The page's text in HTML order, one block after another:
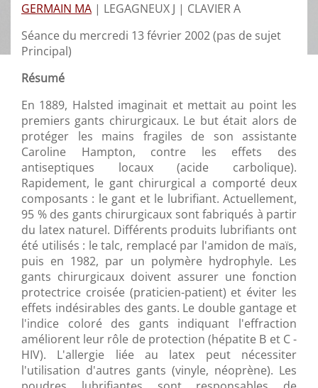
GERMAIN MA | LEGAGNEUX J | CLAVIER A
Séance du mercredi 13 février 2002 (pas de sujet
Principal)
Résumé
En 1889, Halsted imaginait et mettait au point les
premiers gants chirurgicaux. Le but était alors de
protéger les mains fragiles de son assistante
Caroline Hampton, contre les effets des
antiseptiques locaux (acide carbolique).
Rapidement, le gant chirurgical a comporté deux
composants : le gant et le lubrifiant. Actuellement,
95 % des gants chirurgicaux sont fabriqués à partir
du latex naturel. Différents produits lubrifiants ont
été utilisés : le talc, remplacé par l'amidon de maïs,
puis en 1982, par un polymère hydrophyle. Les
gants chirurgicaux doivent assurer une fonction
protectrice croisée (praticien-patient) et éviter les
effets indésirables des gants. Le double gantage et
l'indice coloré des gants indiquant l'effraction
améliorent leur rôle de protection (hépatite B et C -
HIV). L'allergie liée au latex peut nécessiter
l'utilisation d'autres gants (vinyle, néoprène). Les